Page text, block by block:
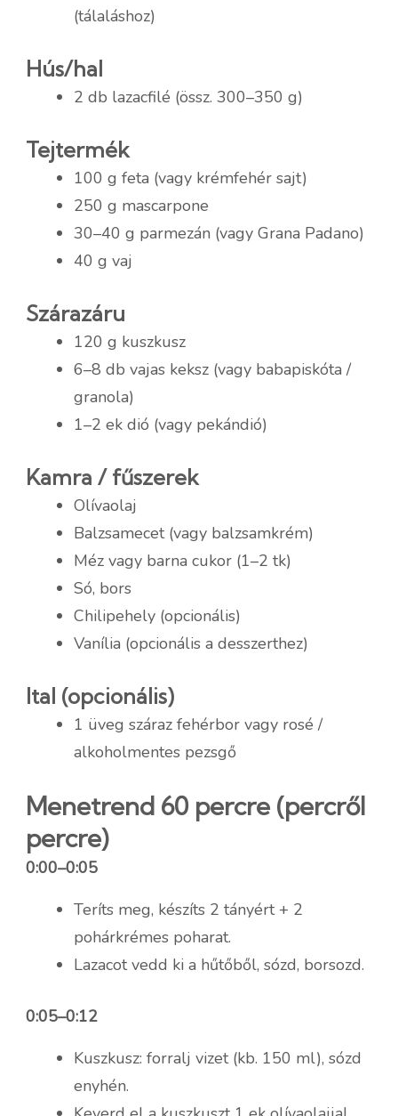
(tálaláshoz)
Hús/hal
2 db lazacfilé (össz. 300–350 g)
Tejtermék
100 g feta (vagy krémfehér sajt)
250 g mascarpone
30–40 g parmezán (vagy Grana Padano)
40 g vaj
Szárazáru
120 g kuszkusz
6–8 db vajas keksz (vagy babapiskóta /
granola)
1–2 ek dió (vagy pekándió)
Kamra / fűszerek
Olívaolaj
Balzsamecet (vagy balzsamkrém)
Méz vagy barna cukor (1–2 tk)
Só, bors
Chilipehely (opcionális)
Vanília (opcionális a desszerthez)
Ital (opcionális)
1 üveg száraz fehérbor vagy rosé /
alkoholmentes pezsgő
Menetrend 60 percre (percről
percre)
0:00–0:05
Teríts meg, készíts 2 tányért + 2
pohárkrémes poharat.
Lazacot vedd ki a hűtőből, sózd, borsozd.
0:05–0:12
Kuszkusz: forralj vizet (kb. 150 ml), sózd
enyhén.